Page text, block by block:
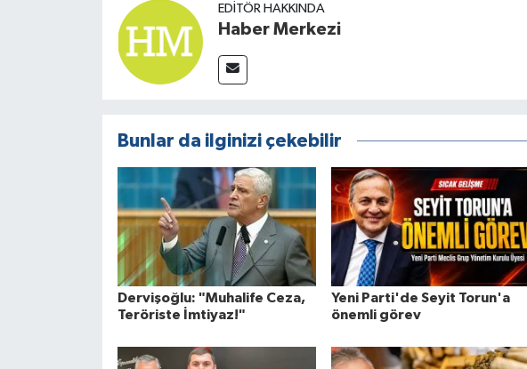
EDITÖR HAKKINDA
Haber Merkezi
Bunlar da ilginizi çekebilir
Dervişoğlu: "Muhalife Ceza,
Teröriste İmtiyaz!"
Yeni Parti'de Seyit Torun'a
önemli görev